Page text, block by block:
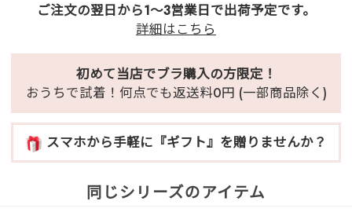
ご注文の翌日から1～3営業日で出荷予定です。
詳細はこちら
初めて当店でブラ購入の方限定！
おうちで試着！何点でも返送料0円 (一部商品除く)
スマホから手軽に『ギフト』を贈りませんか？
同じシリーズのアイテム